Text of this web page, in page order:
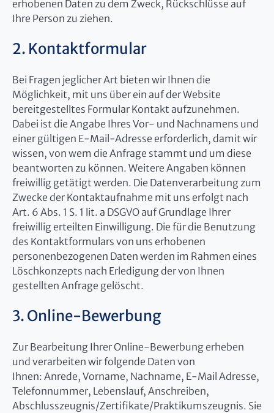
erhobenen Daten zu dem Zweck, Rückschlüsse auf
Ihre Person zu ziehen.
2. Kontaktformular
Bei Fragen jeglicher Art bieten wir Ihnen die
Möglichkeit, mit uns über ein auf der Website
bereitgestelltes Formular Kontakt aufzunehmen.
Dabei ist die Angabe Ihres Vor- und Nachnamens und
einer gültigen E-Mail-Adresse erforderlich, damit wir
wissen, von wem die Anfrage stammt und um diese
beantworten zu können. Weitere Angaben können
freiwillig getätigt werden. Die Datenverarbeitung zum
Zwecke der Kontaktaufnahme mit uns erfolgt nach
Art. 6 Abs. 1 S. 1 lit. a DSGVO auf Grundlage Ihrer
freiwillig erteilten Einwilligung. Die für die Benutzung
des Kontaktformulars von uns erhobenen
personenbezogenen Daten werden im Rahmen eines
Löschkonzepts nach Erledigung der von Ihnen
gestellten Anfrage gelöscht.
3. Online-Bewerbung
Zur Bearbeitung Ihrer Online-Bewerbung erheben
und verarbeiten wir folgende Daten von
Ihnen: Anrede, Vorname, Nachname, E-Mail Adresse,
Telefonnummer, Lebenslauf, Anschreiben,
Abschlusszeugnis/Zertifikate/Praktikumszeugnis. Sie